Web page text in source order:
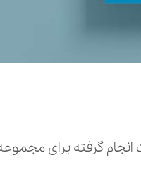
گرفته برای